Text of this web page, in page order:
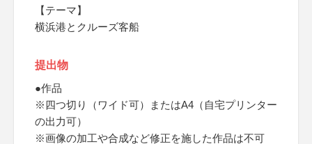
【テーマ】
横浜港とクルーズ客船
提出物
●作品
※四つ切り（ワイド可）またはA4（自宅プリンター
の出力可）
※画像の加工や合成など修正を施した作品は不可